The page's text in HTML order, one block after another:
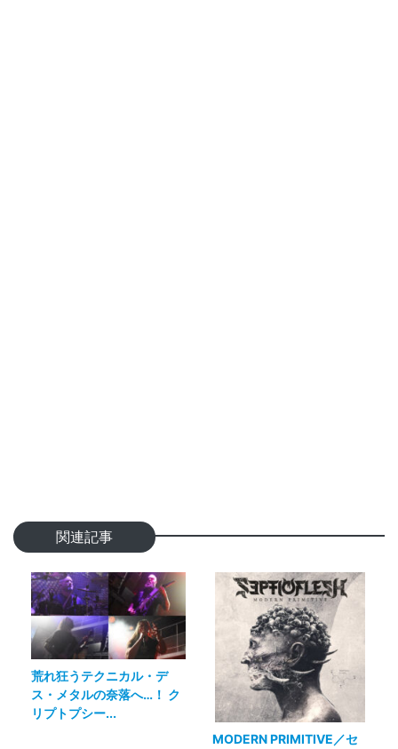
関連記事
荒れ狂うテクニカル・デ
ス・メタルの奈落へ…！ ク
リプトプシー...
MODERN PRIMITIVE／セ